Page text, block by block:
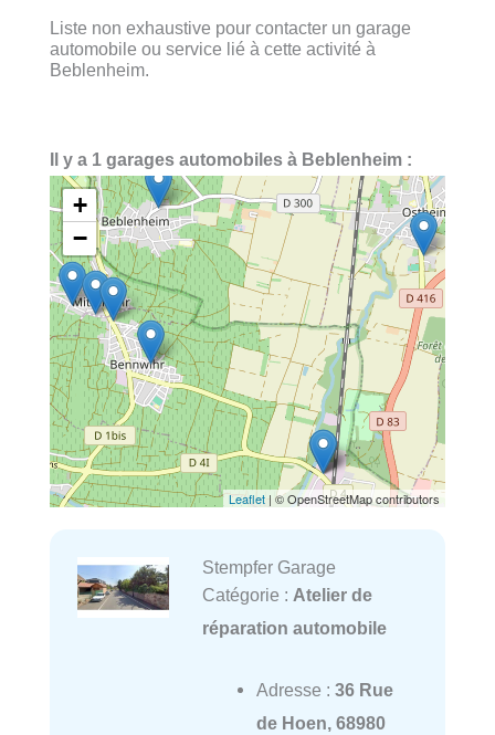
Liste non exhaustive pour contacter un garage
automobile ou service lié à cette activité à
Beblenheim.
Il y a 1 garages automobiles à Beblenheim :
+
−
Leaflet | © OpenStreetMap contributors
Stempfer Garage
Catégorie : Atelier de
réparation automobile
Adresse : 36 Rue
de Hoen, 68980